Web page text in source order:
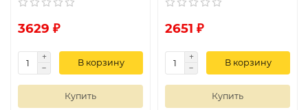
3629 ₽
В корзину
Купить
2651 ₽
В корзину
Купить